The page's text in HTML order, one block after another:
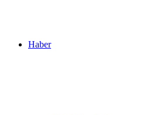
Haber